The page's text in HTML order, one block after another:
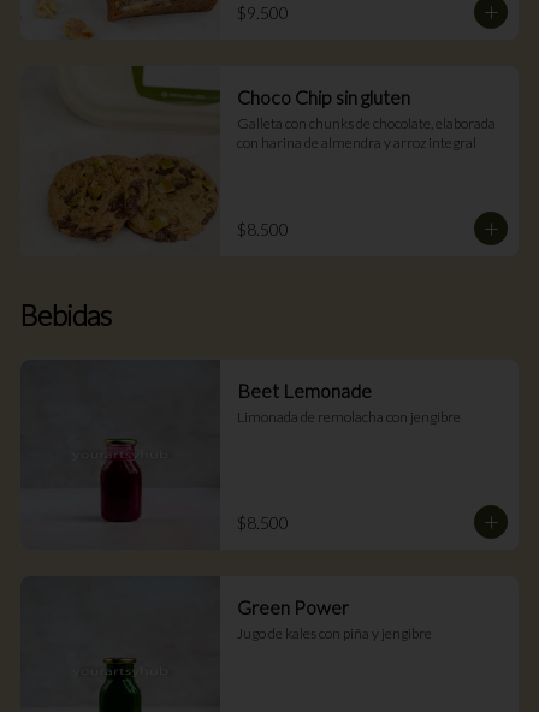
$9.500
Choco Chip sin gluten
Galleta con chunks de chocolate, elaborada
con harina de almendra y arroz integral
$8.500
Bebidas
Beet Lemonade
Limonada de remolacha con jengibre
$8.500
Green Power
Jugo de kales con piña y jengibre